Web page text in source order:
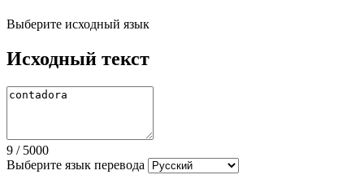
Выберите исходный язык
Исходный текст
9 / 5000
Выберите язык перевода